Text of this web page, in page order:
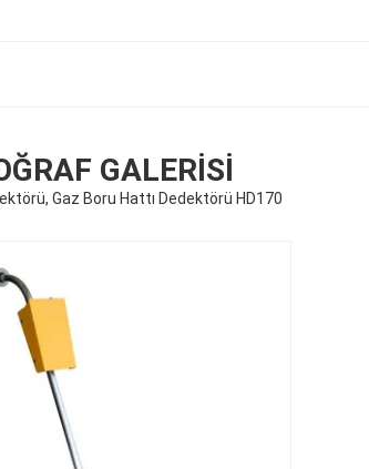
GALERISI
Gaz Boru Hattı Dedektörü HD170